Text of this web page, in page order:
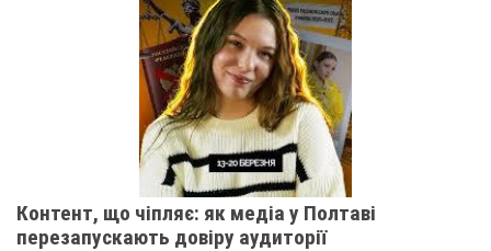
Контент, що чіпляє: як медіа у Полтаві
перезапускають довіру аудиторії